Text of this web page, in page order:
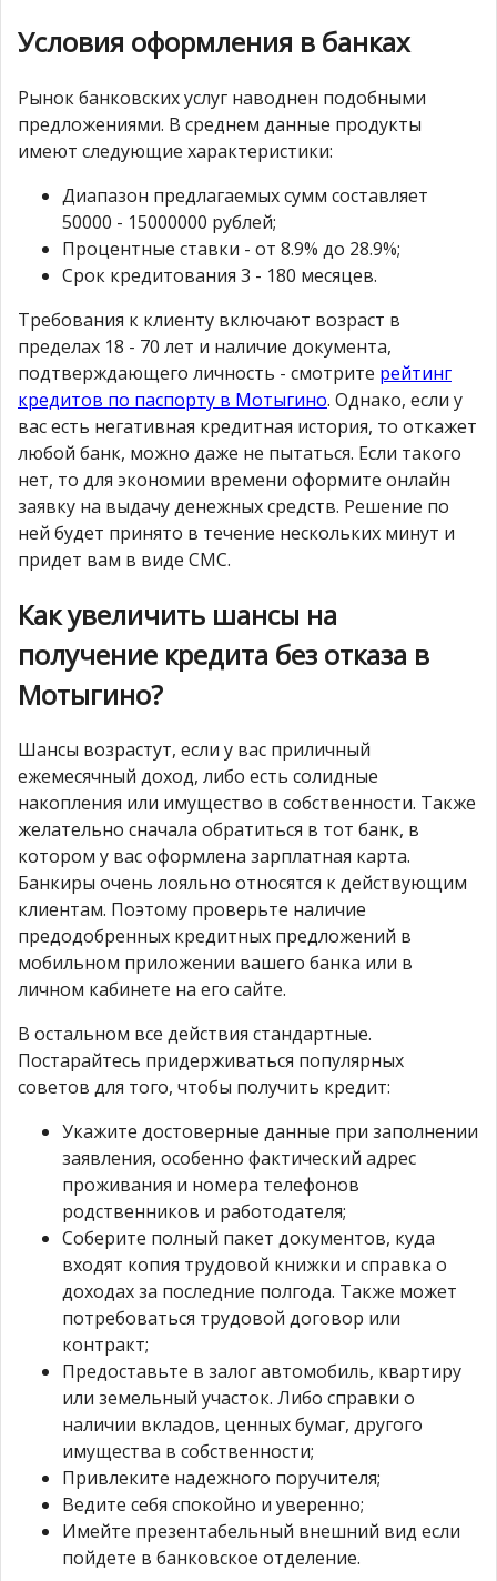
Условия оформления в банках
Рынок банковских услуг наводнен подобными
предложениями. В среднем данные продукты
имеют следующие характеристики:
Диапазон предлагаемых сумм составляет
50000 - 15000000 рублей;
Процентные ставки - от 8.9% до 28.9%;
Срок кредитования 3 - 180 месяцев.
Требования к клиенту включают возраст в
пределах 18 - 70 лет и наличие документа,
подтверждающего личность - смотрите рейтинг
кредитов по паспорту в Мотыгино. Однако, если у
вас есть негативная кредитная история, то откажет
любой банк, можно даже не пытаться. Если такого
нет, то для экономии времени оформите онлайн
заявку на выдачу денежных средств. Решение по
ней будет принято в течение нескольких минут и
придет вам в виде СМС.
Как увеличить шансы на
получение кредита без отказа в
Мотыгино?
Шансы возрастут, если у вас приличный
ежемесячный доход, либо есть солидные
накопления или имущество в собственности. Также
желательно сначала обратиться в тот банк, в
котором у вас оформлена зарплатная карта.
Банкиры очень лояльно относятся к действующим
клиентам. Поэтому проверьте наличие
предодобренных кредитных предложений в
мобильном приложении вашего банка или в
личном кабинете на его сайте.
В остальном все действия стандартные.
Постарайтесь придерживаться популярных
советов для того, чтобы получить кредит:
Укажите достоверные данные при заполнении
заявления, особенно фактический адрес
проживания и номера телефонов
родственников и работодателя;
Соберите полный пакет документов, куда
входят копия трудовой книжки и справка о
доходах за последние полгода. Также может
потребоваться трудовой договор или
контракт;
Предоставьте в залог автомобиль, квартиру
или земельный участок. Либо справки о
наличии вкладов, ценных бумаг, другого
имущества в собственности;
Привлеките надежного поручителя;
Ведите себя спокойно и уверенно;
Имейте презентабельный внешний вид если
пойдете в банковское отделение.